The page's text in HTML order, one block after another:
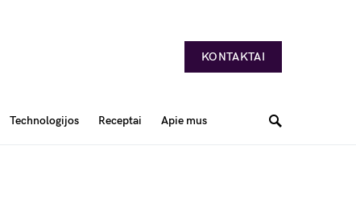
KONTAKTAI
Technologijos Receptai Apie mus